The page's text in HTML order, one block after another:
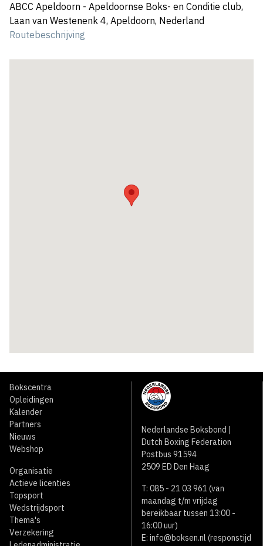
ABCC Apeldoorn - Apeldoornse Boks- en Conditie club,
Laan van Westenenk 4, Apeldoorn, Nederland
Routebeschrijving
Bokscentra
Opleidingen
Kalender
Partners
Nieuws
Webshop
Organisatie
Actieve licenties
Topsport
Wedstrijdsport
Thema's
Verzekering
Nederlandse Boksbond |
Dutch Boxing Federation
Postbus 91594
2509 ED Den Haag
T: 085 - 21 03 961 (van
maandag t/m vrijdag
bereikbaar tussen 13:00 -
16:00 uur)
E: info@boksen.nl (responstijd